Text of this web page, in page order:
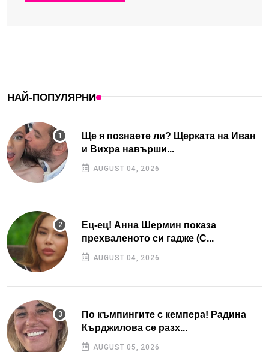
НАЙ-ПОПУЛЯРНИ
Ще я познаете ли? Щерката на Иван
и Вихра навърши...
AUGUST 04, 2026
Ец-ец! Анна Шермин показа
прехваленото си гадже (С...
AUGUST 04, 2026
По къмпингите с кемпера! Радина
Кърджилова се разх...
AUGUST 05, 2026